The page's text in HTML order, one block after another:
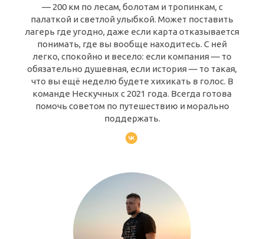
— 200 км по лесам, болотам и тропинкам, с
палаткой и светлой улыбкой. Может поставить
лагерь где угодно, даже если карта отказывается
понимать, где вы вообще находитесь. С ней
легко, спокойно и весело: если компания — то
обязательно душевная, если история — то такая,
что вы ещё неделю будете хихикать в голос. В
команде Нескучных с 2021 года. Всегда готова
помочь советом по путешествию и морально
поддержать.